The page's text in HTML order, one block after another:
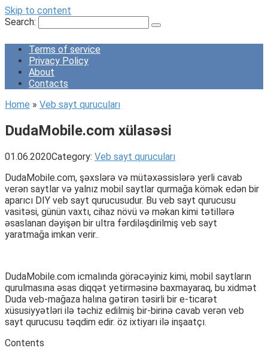
Skip to content
Search:
Terms of service
Privacy Policy
About
Contacts
Home » Veb sayt qurucuları
DudaMobile.com xülasəsi
01.06.2020Category: Veb sayt qurucuları
DudaMobile.com, şəxslərə və mütəxəssislərə yerli cavab
verən saytlar və yalnız mobil saytlar qurmağa kömək edən bir
aparıcı DIY veb sayt qurucusudur. Bu veb sayt qurucusu
vasitəsi, günün vaxtı, cihaz növü və məkan kimi tətillərə
əsaslanan dəyişən bir ultra fərdiləşdirilmiş veb sayt
yaratmağa imkan verir..
DudaMobile.com icmalında görəcəyiniz kimi, mobil saytların
qurulmasına əsas diqqət yetirməsinə baxmayaraq, bu xidmət
Duda veb-mağaza halına gətirən təsirli bir e-ticarət
xüsusiyyətləri ilə təchiz edilmiş bir-birinə cavab verən veb
sayt qurucusu təqdim edir. öz ixtiyarı ilə inşaatçı.
Contents